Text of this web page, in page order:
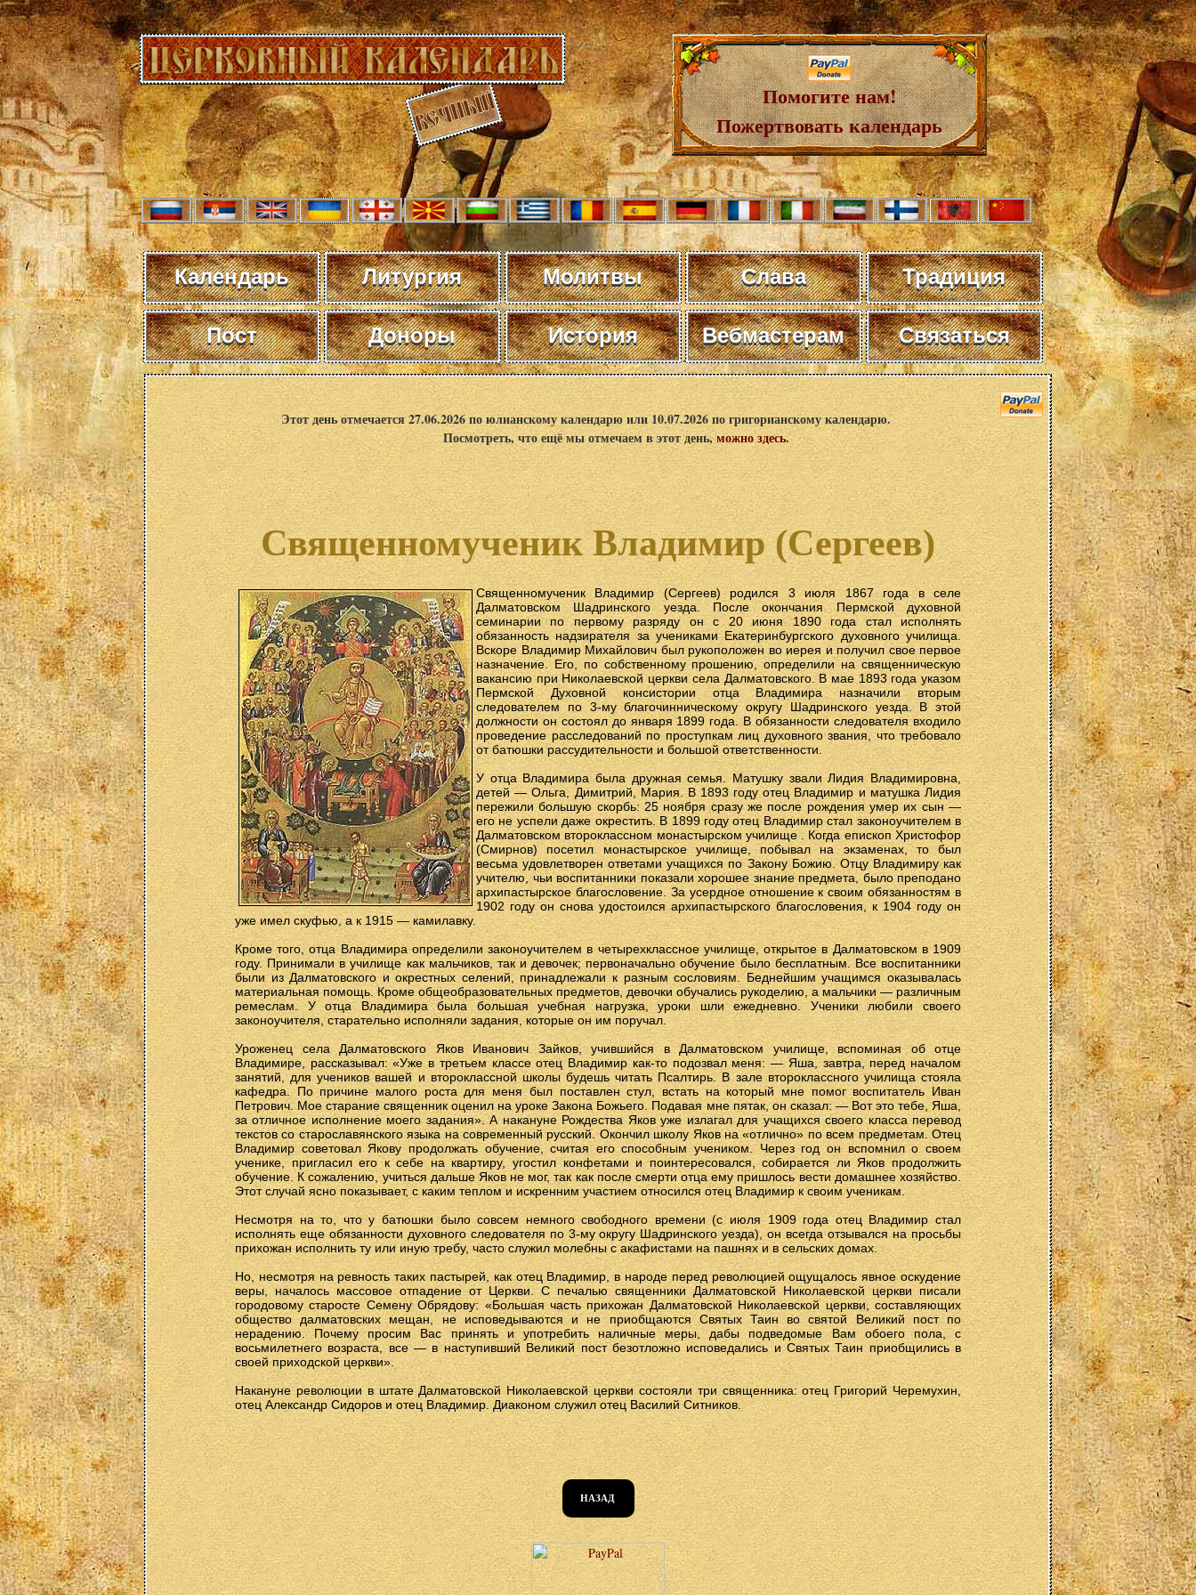
Помогите нам!
Пожертвовать календарь
Календарь Литургия Молитвы Слава Традиция
Пост Доноры История Вебмастерам Связаться
Этот день отмечается 27.06.2026 по юлианскому календарю или 10.07.2026 по григорианскому календарю.
Посмотреть, что ещё мы отмечаем в этот день,можно здесь.
Священномученик Владимир (Сергеев)
Священномученик Владимир (Сергеев) родился 3 июля 1867 года в селе
Далматовском Шадринского уезда. После окончания Пермской духовной
семинарии по первому разряду он с 20 июня 1890 года стал исполнять
обязанность надзирателя за учениками Екатеринбургского духовного училища.
Вскоре Владимир Михайлович был рукоположен во иерея и получил свое первое
назначение. Его, по собственному прошению, определили на священническую
вакансию при Николаевской церкви села Далматовского. В мае 1893 года указом
Пермской Духовной консистории отца Владимира назначили вторым
следователем по 3-му благочинническому округу Шадринского уезда. В этой
должности он состоял до января 1899 года. В обязанности следователя входило
проведение расследований по проступкам лиц духовного звания, что требовало
от батюшки рассудительности и большой ответственности.
У отца Владимира была дружная семья. Матушку звали Лидия Владимировна,
детей — Ольга, Димитрий, Мария. В 1893 году отец Владимир и матушка Лидия
пережили большую скорбь: 25 ноября сразу же после рождения умер их сын —
его не успели даже окрестить. В 1899 году отец Владимир стал законоучителем в
Далматовском второклассном монастырском училище . Когда епископ Христофор
(Смирнов) посетил монастырское училище, побывал на экзаменах, то был
весьма удовлетворен ответами учащихся по Закону Божию. Отцу Владимиру как
учителю, чьи воспитанники показали хорошее знание предмета, было преподано
архипастырское благословение. За усердное отношение к своим обязанностям в
1902 году он снова удостоился архипастырского благословения, к 1904 году он
уже имел скуфью, а к 1915 — камилавку.
Кроме того, отца Владимира определили законоучителем в четырехклассное училище, открытое в Далматовском в 1909
году. Принимали в училище как мальчиков, так и девочек; первоначально обучение было бесплатным. Все воспитанники
были из Далматовского и окрестных селений, принадлежали к разным сословиям. Беднейшим учащимся оказывалась
материальная помощь. Кроме общеобразовательных предметов, девочки обучались рукоделию, а мальчики — различным
ремеслам. У отца Владимира была большая учебная нагрузка, уроки шли ежедневно. Ученики любили своего
законоучителя, старательно исполняли задания, которые он им поручал.
Уроженец села Далматовского Яков Иванович Зайков, учившийся в Далматовском училище, вспоминая об отце
Владимире, рассказывал: «Уже в третьем классе отец Владимир как-то подозвал меня: — Яша, завтра, перед началом
занятий, для учеников вашей и второклассной школы будешь читать Псалтирь. В зале второклассного училища стояла
кафедра. По причине малого роста для меня был поставлен стул, встать на который мне помог воспитатель Иван
Петрович. Мое старание священник оценил на уроке Закона Божьего. Подавая мне пятак, он сказал: — Вот это тебе, Яша,
за отличное исполнение моего задания». А накануне Рождества Яков уже излагал для учащихся своего класса перевод
текстов со старославянского языка на современный русский. Окончил школу Яков на «отлично» по всем предметам. Отец
Владимир советовал Якову продолжать обучение, считая его способным учеником. Через год он вспомнил о своем
ученике, пригласил его к себе на квартиру, угостил конфетами и поинтересовался, собирается ли Яков продолжить
обучение. К сожалению, учиться дальше Яков не мог, так как после смерти отца ему пришлось вести домашнее хозяйство.
Этот случай ясно показывает, с каким теплом и искренним участием относился отец Владимир к своим ученикам.
Несмотря на то, что у батюшки было совсем немного свободного времени (с июля 1909 года отец Владимир стал
исполнять еще обязанности духовного следователя по 3-му округу Шадринского уезда), он всегда отзывался на просьбы
прихожан исполнить ту или иную требу, часто служил молебны с акафистами на пашнях и в сельских домах.
Но, несмотря на ревность таких пастырей, как отец Владимир, в народе перед революцией ощущалось явное оскудение
веры, началось массовое отпадение от Церкви. С печалью священники Далматовской Николаевской церкви писали
городовому старосте Семену Обрядову: «Большая часть прихожан Далматовской Николаевской церкви, составляющих
общество далматовских мещан, не исповедываются и не приобщаются Святых Таин во святой Великий пост по
нерадению. Почему просим Вас принять и употребить наличные меры, дабы подведомые Вам обоего пола, с
восьмилетнего возраста, все — в наступивший Великий пост безотложно исповедались и Святых Таин приобщились в
своей приходской церкви».
Накануне революции в штате Далматовской Николаевской церкви состояли три священника: отец Григорий Черемухин,
отец Александр Сидоров и отец Владимир. Диаконом служил отец Василий Ситников.
НАЗАД